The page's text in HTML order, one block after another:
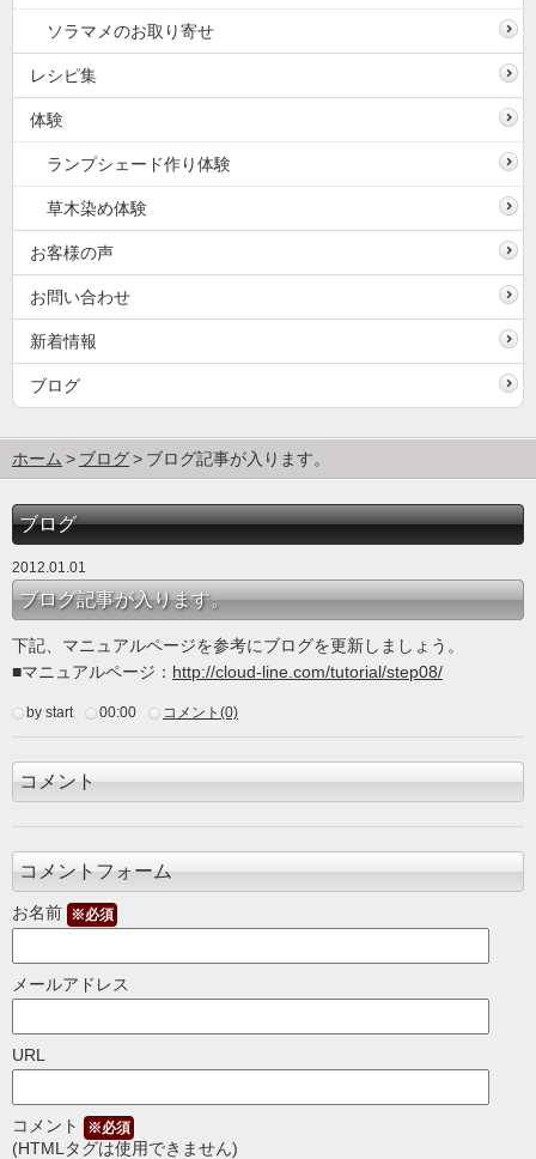
ソラマメのお取り寄せ
レシピ集
体験
ランプシェード作り体験
草木染め体験
お客様の声
お問い合わせ
新着情報
ブログ
ホーム ブログ ブログ記事が入ります。
ブログ
2012.01.01
ブログ記事が入ります。
下記、マニュアルページを参考にブログを更新しましょう。
■マニュアルページ： http://cloud-line.com/tutorial/step08/
by start 00:00 コメント(0)
コメント
コメントフォーム
お名前 ※必須
メールアドレス
URL
コメント ※必須
(HTMLタグは使用できません)